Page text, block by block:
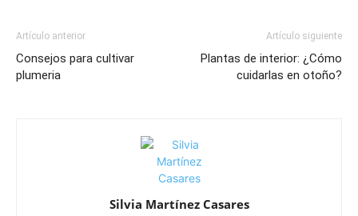
Artículo anterior
Consejos para cultivar
plumeria
Artículo siguiente
Plantas de interior: ¿Cómo
cuidarlas en otoño?
Silvia Martínez Casares